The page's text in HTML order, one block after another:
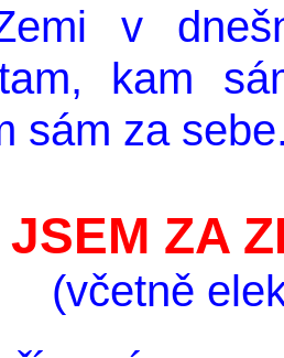
v
kam
sám za
JSEM ZA
(včetně